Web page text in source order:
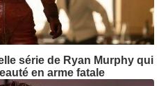
série de Ryan Murphy qui
en arme fatale